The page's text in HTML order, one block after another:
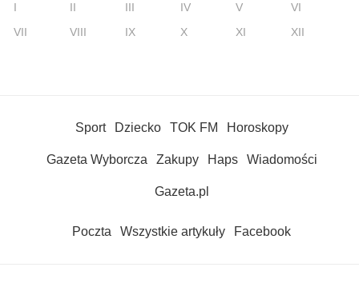
I II III IV V
VI
VII
VIII IX X XI XII
Sport Dziecko TOK FM Horoskopy
Gazeta Wyborcza Zakupy Haps Wiadomości
Gazeta.pl
Poczta Wszystkie artykuły Facebook